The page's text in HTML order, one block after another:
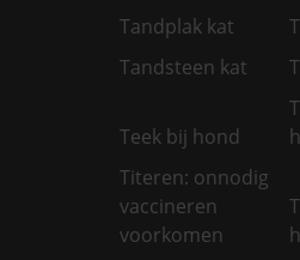
Tandplak kat
Tandsteen kat
Teek bij hond
Titeren: onnodig
vaccineren
voorkomen